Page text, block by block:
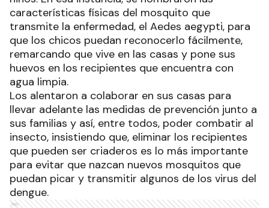
características físicas del mosquito que
transmite la enfermedad, el Aedes aegypti, para
que los chicos puedan reconocerlo fácilmente,
remarcando que vive en las casas y pone sus
huevos en los recipientes que encuentra con
agua limpia.
Los alentaron a colaborar en sus casas para
llevar adelante las medidas de prevención junto a
sus familias y así, entre todos, poder combatir al
insecto, insistiendo que, eliminar los recipientes
que pueden ser criaderos es lo más importante
para evitar que nazcan nuevos mosquitos que
puedan picar y transmitir algunos de los virus del
dengue.
Ads